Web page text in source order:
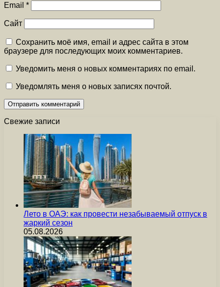
Email *
Сайт
Сохранить моё имя, email и адрес сайта в этом
браузере для последующих моих комментариев.
Уведомить меня о новых комментариях по email.
Уведомлять меня о новых записях почтой.
Свежие записи
Лето в ОАЭ: как провести незабываемый отпуск в
жаркий сезон
05.08.2026